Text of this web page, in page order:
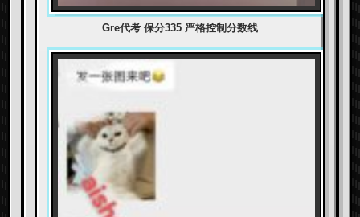
Gre代考 保分335 严格控制分数线